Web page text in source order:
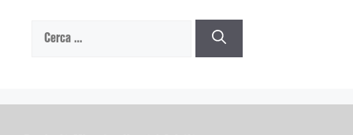
Cerca: